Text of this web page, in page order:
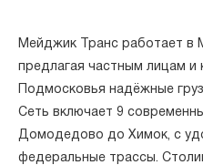
Мейджик Транс работает в
предлагая частным лицам
Подмосковья надёжные
Сеть включает 9
Домодедово до Химок, с
федеральные трассы.